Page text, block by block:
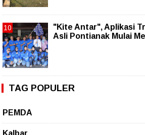
"Kite Antar", Aplikasi
Asli Pontianak Mulai
TAG POPULER
PEMDA
Kalbar